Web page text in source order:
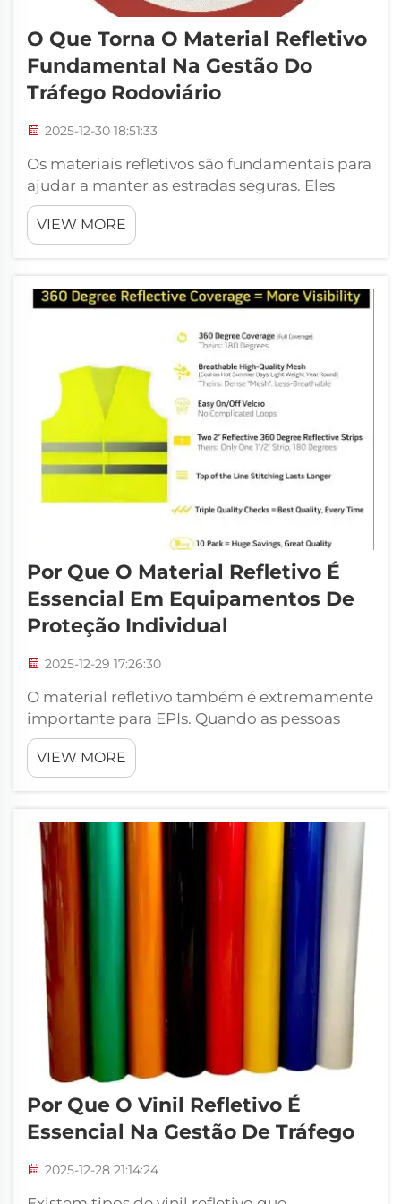
O Que Torna O Material Refletivo
Fundamental Na Gestão Do
Tráfego Rodoviário
2025-12-30 18:51:33
Os materiais refletivos são fundamentais para
ajudar a manter as estradas seguras. Eles
auxiliam os motoristas a identificar placas de
trânsito, marcações viárias e até mesmo
pessoas durante a noite ou quando as
os condutores têm melhor visibilidade,
tomam decisões mais seguras. Th...
VIEW MORE
Por Que O Material Refletivo É
Essencial Em Equipamentos De
Proteção Individual
2025-12-29 17:26:30
O material refletivo também é extremamente
importante para EPIs. Quando as pessoas
estão trabalhando em locais públicos,
precisam ser vistas por outras pessoas. Isso é
particularmente verdadeiro se começarem a
Elementos refletivos ajudam a garantir que os
trabalhadores sejam vi...
VIEW MORE
Por Que O Vinil Refletivo É
Essencial Na Gestão De Tráfego
2025-12-28 21:14:24